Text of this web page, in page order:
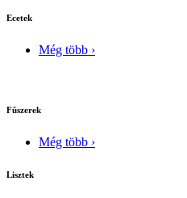
Ecetek
Még több ›
Fûszerek
Még több ›
Lisztek